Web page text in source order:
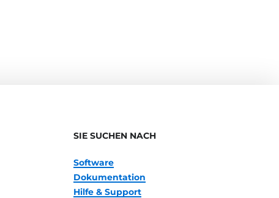
SIE SUCHEN NACH
Software
Dokumentation
Hilfe & Support